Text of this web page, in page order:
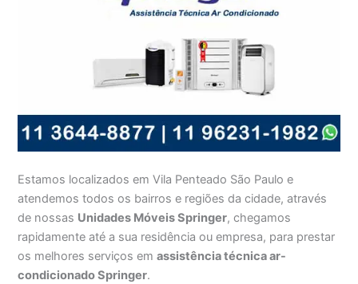
Estamos localizados em Vila Penteado São Paulo e
atendemos todos os bairros e regiões da cidade, através
de nossas Unidades Móveis Springer, chegamos
rapidamente até a sua residência ou empresa, para prestar
os melhores serviços emassistência técnica ar-
condicionado Springer.